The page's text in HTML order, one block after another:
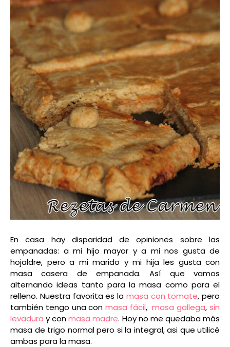
En casa hay disparidad de opiniones sobre las
empanadas: a mi hijo mayor y a mi nos gusta de
hojaldre, pero a mi marido y mi hija les gusta con
masa casera de empanada. Así que vamos
alternando ideas tanto para la masa como para el
relleno. Nuestra favorita es la masa con tomate, pero
también tengo una conmasa fácil,masa gallega,sin
levaduray conmasa madre. Hoy no me quedaba más
masa de trigo normal pero si la integral, asi que utilicé
ambas para la masa.